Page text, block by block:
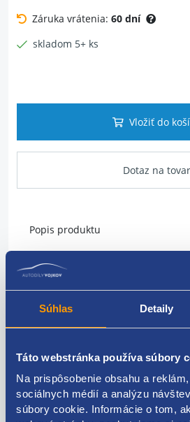
Súhlas Detaily
Táto webstránka používa súbory
Na prispôsobenie obsahu a
sociálnych médií a analýzu
súbory cookie. Informácie o tom,
Záruka vrátenia: 60 dní
skladom 5+ ks
Vložiť do
Dotaz na tovar
Popis produktu
vstrekovač PD
pre motory 1.4TDI 51kW/59kW,
VAG originál: 038130073AG
038130079G 038130079GX